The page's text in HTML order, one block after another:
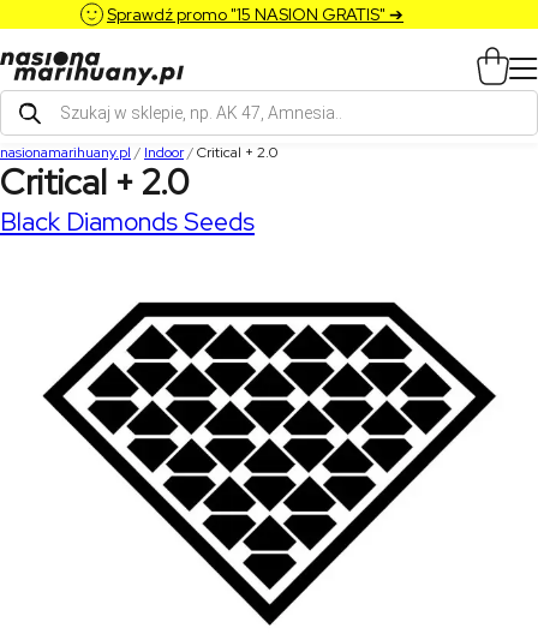
Sprawdź promo "15 NASION GRATIS" ➔
Wyszukiwarka
produktów
nasionamarihuany.pl / Indoor/Critical + 2.0
Critical + 2.0
Black Diamonds Seeds